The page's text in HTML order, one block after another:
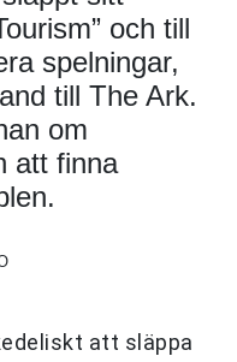
och till
spelningar,
till The Ark.
om
att finna
att släppa